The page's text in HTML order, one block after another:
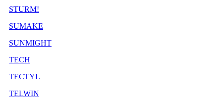
STURM!
SUMAKE
SUNMIGHT
TECH
TECTYL
TELWIN